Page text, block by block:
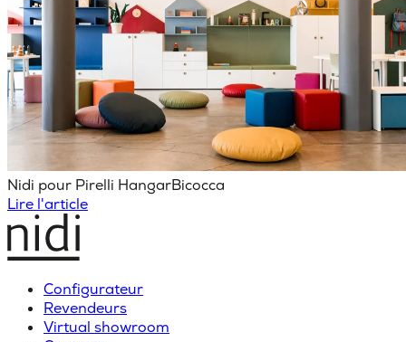
Nidi pour Pirelli HangarBicocca
Lire l'article
Configurateur
Revendeurs
Virtual showroom